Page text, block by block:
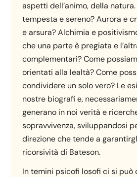
aspetti dell’animo, della
tempesta e sereno? Aurora e
e arsura? Alchimia e
che una parte è pregiata e
complementari? Come
orientati alla lealtà? Come
condividere un solo vero? Le
nostre biografi e,
generano in noi verità e
sopravvivenza, sviluppandosi
direzione che tende a
ricorsività di Bateson.
In temini psicofi losofi ci si può